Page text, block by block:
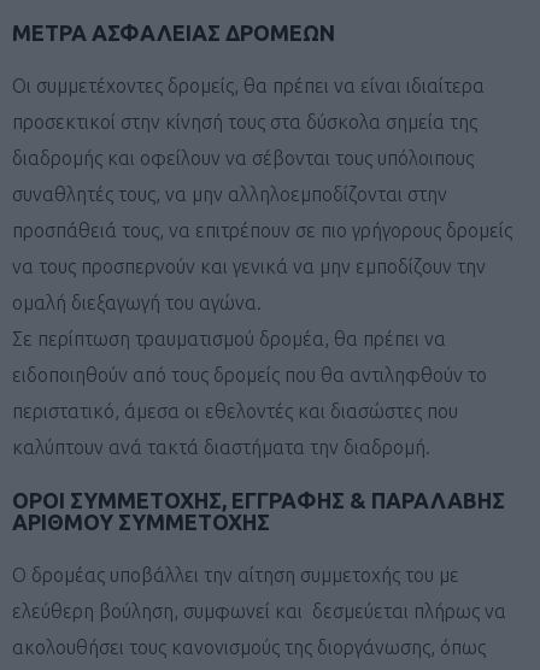
ΜΕΤΡΑ ΑΣΦΑΛΕΙΑΣ ΔΡΟΜΕΩΝ
Οι συμμετέχοντες δρομείς, θα πρέπει να είναι ιδιαίτερα
προσεκτικοί στην κίνησή τους στα δύσκολα σημεία της
διαδρομής και οφείλουν να σέβονται τους υπόλοιπους
συναθλητές τους, να μην αλληλοεμποδίζονται στην
προσπάθειά τους, να επιτρέπουν σε πιο γρήγορους δρομείς
να τους προσπερνούν και γενικά να μην εμποδίζουν την
ομαλή διεξαγωγή του αγώνα.
Σε περίπτωση τραυματισμού δρομέα, θα πρέπει να
ειδοποιηθούν από τους δρομείς που θα αντιληφθούν το
περιστατικό, άμεσα οι εθελοντές και διασώστες που
καλύπτουν ανά τακτά διαστήματα την διαδρομή.
ΟΡΟΙ ΣΥΜΜΕΤΟΧΗΣ, ΕΓΓΡΑΦΗΣ & ΠΑΡΑΛΑΒΗΣ
ΑΡΙΘΜΟΥ ΣΥΜΜΕΤΟΧΗΣ
Ο δρομέας υποβάλλει την αίτηση συμμετοχής του με
ελεύθερη βούληση, συμφωνεί και δεσμεύεται πλήρως να
ακολουθήσει τους κανονισμούς της διοργάνωσης, όπως